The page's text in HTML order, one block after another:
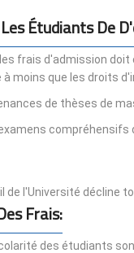
Étudiants De
frais d'admission
à moins que les droits
de thèses de
de l'Université décline
Frais:
des étudiants